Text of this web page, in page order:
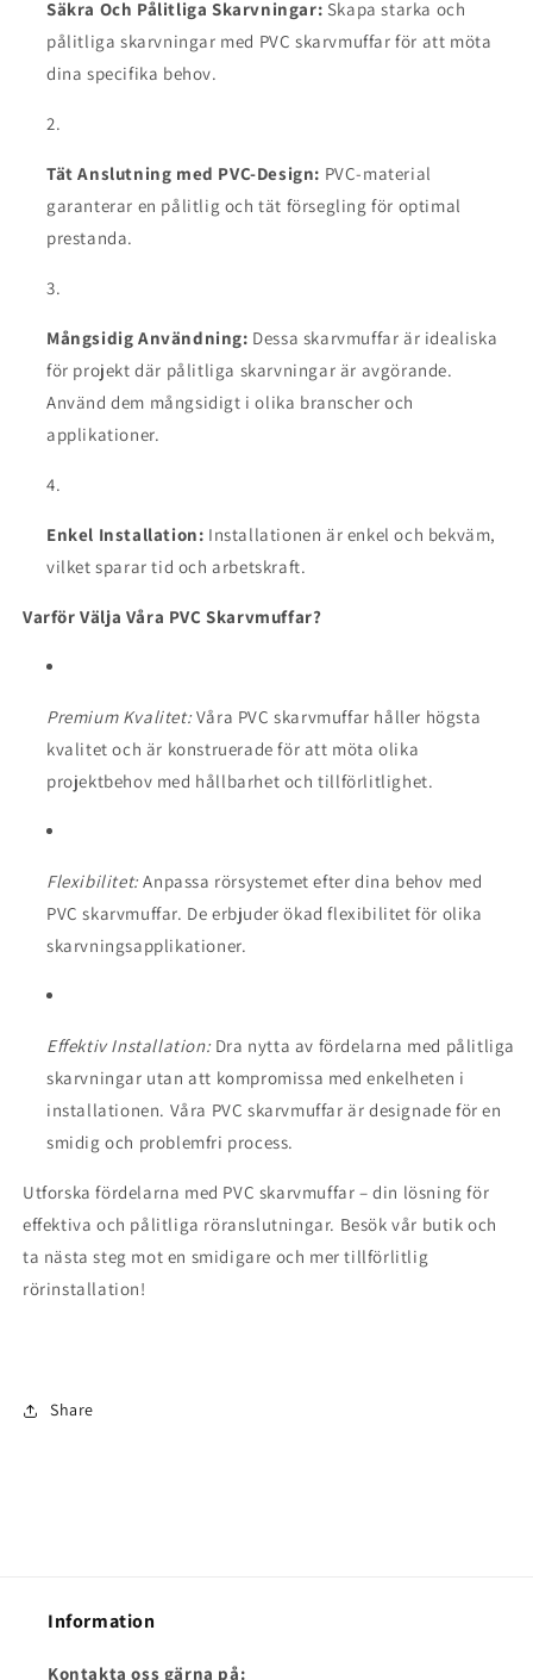
Säkra Och Pålitliga Skarvningar: Skapa starka och
pålitliga skarvningar med PVC skarvmuffar för att möta
dina specifika behov.
Tät Anslutning med PVC-Design: PVC-material
garanterar en pålitlig och tät försegling för optimal
prestanda.
Mångsidig Användning: Dessa skarvmuffar är idealiska
för projekt där pålitliga skarvningar är avgörande.
Använd dem mångsidigt i olika branscher och
applikationer.
Enkel Installation: Installationen är enkel och bekväm,
vilket sparar tid och arbetskraft.
Varför Välja Våra PVC Skarvmuffar?
Premium Kvalitet:Våra PVC skarvmuffar håller högsta
kvalitet och är konstruerade för att möta olika
projektbehov med hållbarhet och tillförlitlighet.
Flexibilitet:Anpassa rörsystemet efter dina behov med
PVC skarvmuffar. De erbjuder ökad flexibilitet för olika
skarvningsapplikationer.
Effektiv Installation:Dra nytta av fördelarna med pålitliga
skarvningar utan att kompromissa med enkelheten i
installationen. Våra PVC skarvmuffar är designade för en
smidig och problemfri process.
Utforska fördelarna med PVC skarvmuffar – din lösning för
effektiva och pålitliga röranslutningar. Besök vår butik och
ta nästa steg mot en smidigare och mer tillförlitlig
rörinstallation!
Share
Information
Kontakta oss gärna på: